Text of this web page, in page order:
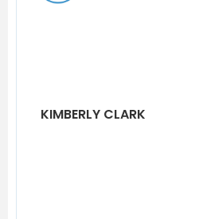
KIMBERLY CLARK